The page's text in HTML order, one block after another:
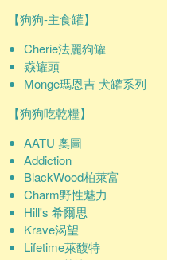
【狗狗-主食罐】
Cherie法麗狗罐
猋罐頭
Monge瑪恩吉 犬罐系列
【狗狗吃乾糧】
AATU 奧圖
Addiction
BlackWood柏萊富
Charm野性魅力
Hill's 希爾思
Krave渴望
Lifetime萊馥特